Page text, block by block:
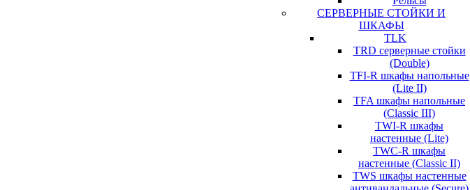
СЕРВЕРНЫЕ СТОЙКИ И
ШКАФЫ
TLK
TRD серверные стойки
(Double)
TFI-R шкафы напольные
(Lite II)
TFA шкафы напольные
(Classic III)
TWI-R шкафы
настенные (Lite)
TWC-R шкафы
настенные (Classic II)
TWS шкафы настенные